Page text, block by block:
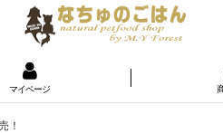
マイページ
！